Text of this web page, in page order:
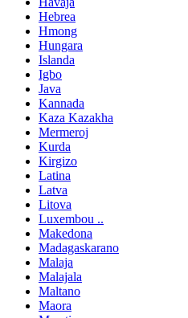
Hebrea
Hmong
Hungara
Islanda
Igbo
Java
Kannada
Kaza Kazakha
Mermeroj
Kurda
Kirgizo
Latina
Latva
Litova
Luxembou ..
Makedona
Madagaskarano
Malaja
Malajala
Maltano
Maora